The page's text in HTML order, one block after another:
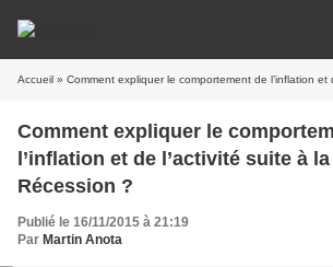
Accueil » Comment expliquer le comportement de l’inflation et de
Comment expliquer le
l’inflation et de l’activité suite à
Récession ?
Publié le 16/11/2015 à 21:19
Par Martin Anota